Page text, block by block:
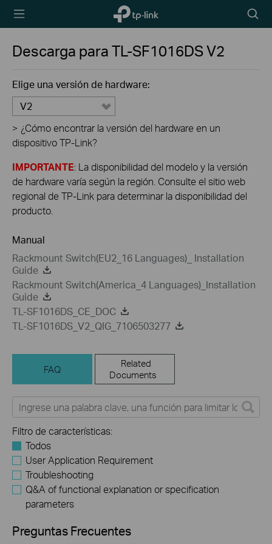
TP-Link,
Reliably
icon
Descarga paraTL-SF1016DSV2
Elige una versión de hardware:
V2
> ¿Cómo encontrar la versión del hardware en un
dispositivo TP-Link?
IMPORTANTE: La disponibilidad del modelo y la versión
de hardware varía según la región. Consulte el sitio web
regional de TP-Link para determinar la disponibilidad del
producto.
Manual
Rackmount Switch(EU2_16 Languages)_ Installation
Guide
Rackmount Switch(America_4 Languages)_Installation
Guide
TL-SF1016DS_CE_DOC
TL-SF1016DS_V2_QIG_7106503277
FAQ
Related
Documents
Filtro de características:
Todos
User Application Requirement
Troubleshooting
Q&A of functional explanation or specification
parameters
Preguntas Frecuentes